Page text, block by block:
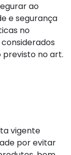
ao
e segurança
no
previsto no art.
vigente
por evitar